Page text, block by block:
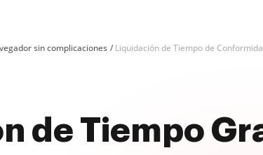
sin complicaciones Liquidación de Tiempo de
de Tiempo